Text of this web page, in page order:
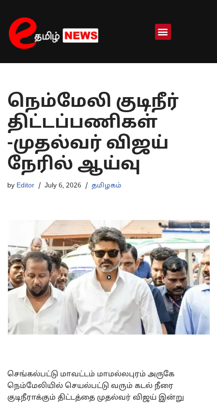
Skip
to
content
நெம்மேலி குடிநீர்
திட்டப்பணிகள்
-முதல்வர் விஜய்
நேரில் ஆய்வு
by Editor July 6, 2026 தமிழகம்
செங்கல்பட்டு மாவட்டம் மாமல்லபுரம் அருகே
நெம்மேலியில் செயல்பட்டு வரும் கடல் நீரை
குடிநீராக்கும் திட்டத்தை முதல்வர் விஜய் இன்று